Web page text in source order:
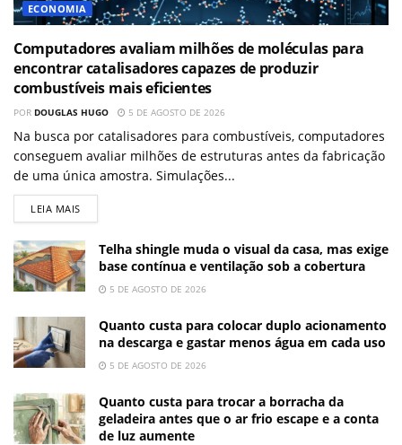
ECONOMIA
Computadores avaliam milhões de moléculas para
encontrar catalisadores capazes de produzir
combustíveis mais eficientes
POR DOUGLAS HUGO 5 DE AGOSTO DE 2026
Na busca por catalisadores para combustíveis, computadores
conseguem avaliar milhões de estruturas antes da fabricação
de uma única amostra. Simulações...
LEIA MAIS
Telha shingle muda o visual da casa, mas exige
base contínua e ventilação sob a cobertura
5 DE AGOSTO DE 2026
Quanto custa para colocar duplo acionamento
na descarga e gastar menos água em cada uso
5 DE AGOSTO DE 2026
Quanto custa para trocar a borracha da
geladeira antes que o ar frio escape e a conta
de luz aumente